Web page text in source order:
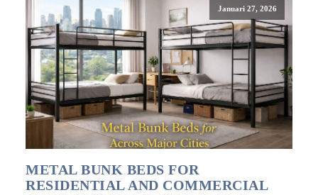
Januari 27, 2026
METAL BUNK BEDS FOR
RESIDENTIAL AND COMMERCIAL